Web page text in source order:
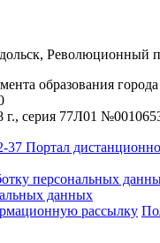
Революционный
образования
г., серия 77Л01
37 Портал
персональных
данных
рассылку